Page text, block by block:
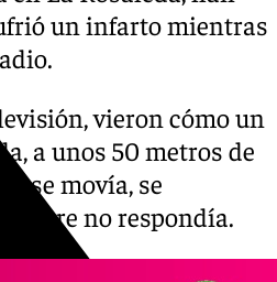
un infarto mientras
vieron cómo un
a unos 50 metros de
se movía, se
no respondía.